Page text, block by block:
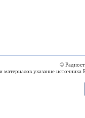
©
материалов указание